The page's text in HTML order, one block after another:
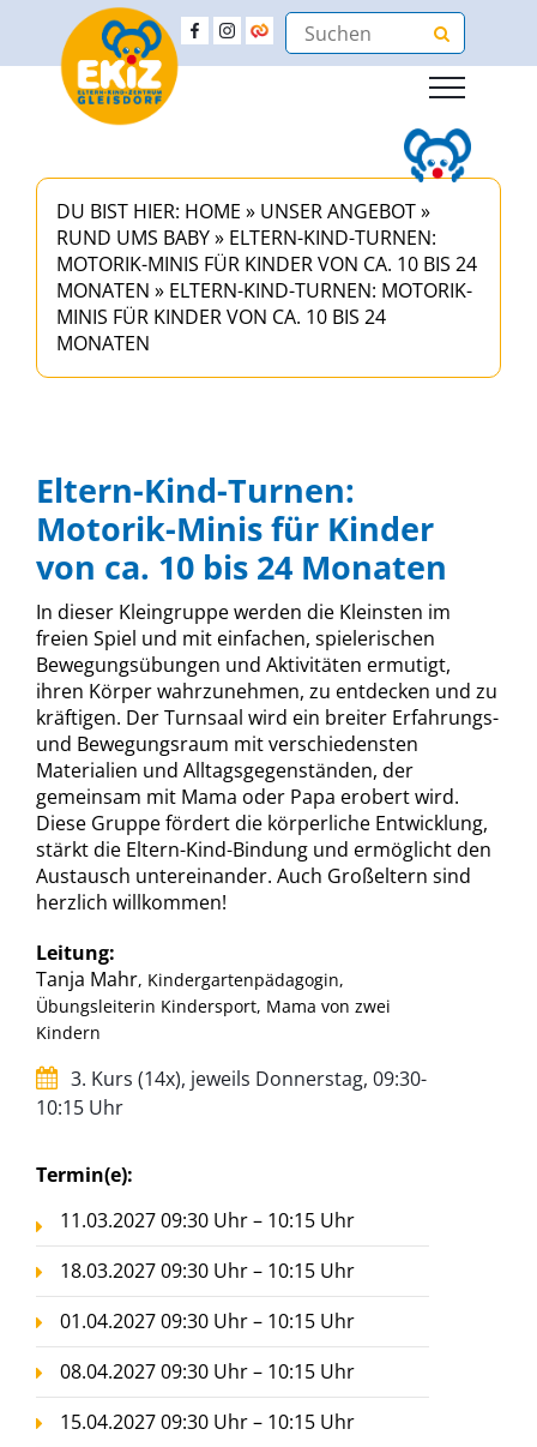
DU BIST HIER: HOME » UNSER ANGEBOT»
RUND UMS BABY» ELTERN-KIND-TURNEN:
MOTORIK-MINIS FÜR KINDER VON CA. 10 BIS 24
MONATEN » ELTERN-KIND-TURNEN: MOTORIK-
MINIS FÜR KINDER VON CA. 10 BIS 24
MONATEN
Eltern-Kind-Turnen:
Motorik-Minis für Kinder
von ca. 10 bis 24 Monaten
In dieser Kleingruppe werden die Kleinsten im
freien Spiel und mit einfachen, spielerischen
Bewegungsübungen und Aktivitäten ermutigt,
ihren Körper wahrzunehmen, zu entdecken und zu
kräftigen. Der Turnsaal wird ein breiter Erfahrungs-
und Bewegungsraum mit verschiedensten
Materialien und Alltagsgegenständen, der
gemeinsam mit Mama oder Papa erobert wird.
Diese Gruppe fördert die körperliche Entwicklung,
stärkt die Eltern-Kind-Bindung und ermöglicht den
Austausch untereinander. Auch Großeltern sind
herzlich willkommen!
Leitung:
Tanja Mahr, Kindergartenpädagogin,
Übungsleiterin Kindersport, Mama von zwei
Kindern
3. Kurs (14x), jeweils Donnerstag, 09:30-
10:15 Uhr
Termin(e):
11.03.2027 09:30 Uhr – 10:15 Uhr
18.03.2027 09:30 Uhr – 10:15 Uhr
01.04.2027 09:30 Uhr – 10:15 Uhr
08.04.2027 09:30 Uhr – 10:15 Uhr
15.04.2027 09:30 Uhr – 10:15 Uhr